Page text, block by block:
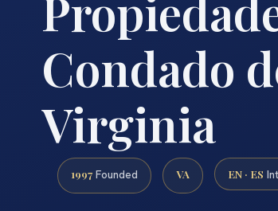
Condado
Virginia
1997 Founded VA EN · ES